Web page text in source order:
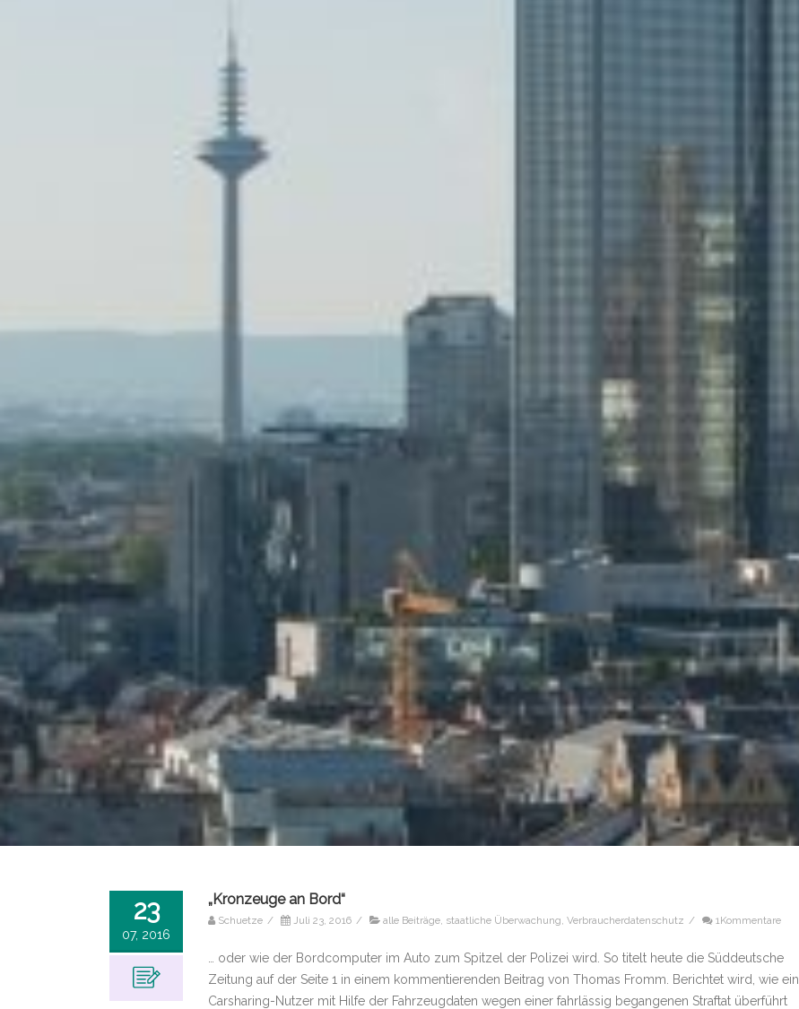
23
07, 2016
„Kronzeuge an Bord“
Schuetze / Juli 23, 2016 / alle Beiträge staatliche Überwachung Verbraucherdatenschutz / 1Kommentare
… oder wie der Bordcomputer im Auto zum Spitzel der Polizei wird. So titelt heute die Süddeutsche
Zeitung auf der Seite 1 in einem kommentierenden Beitrag von Thomas Fromm. Berichtet wird, wie ein
Carsharing-Nutzer mit Hilfe der Fahrzeugdaten wegen einer fahrlässig begangenen Straftat überführt